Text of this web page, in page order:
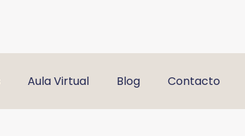
Aula Virtual Blog Contacto